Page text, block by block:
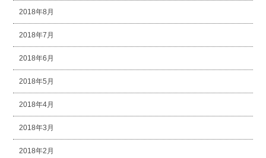
2018年8月
2018年7月
2018年6月
2018年5月
2018年4月
2018年3月
2018年2月